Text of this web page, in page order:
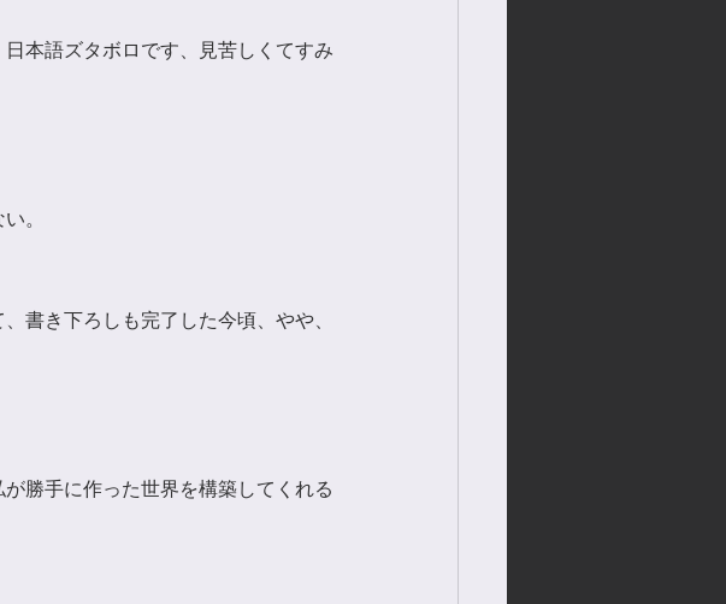
本語ズタボロです、見苦しくてすみ
。
き下ろしも完了した今頃、やや、
勝手に作った世界を構築してくれる